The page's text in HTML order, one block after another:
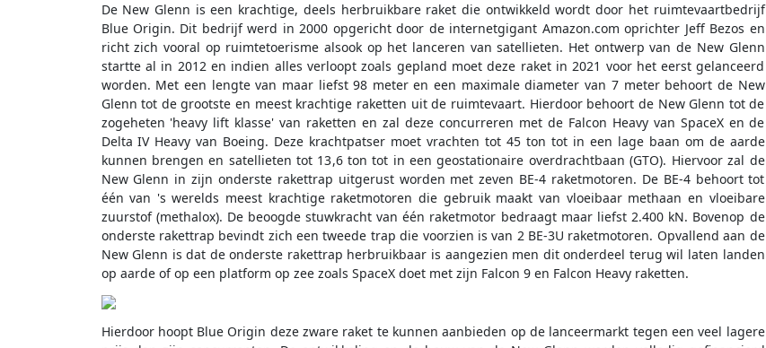
De New Glenn is een krachtige, deels herbruikbare raket die ontwikkeld wordt door het ruimtevaartbedrijf
Blue Origin. Dit bedrijf werd in 2000 opgericht door de internetgigant Amazon.com oprichter Jeff Bezos en
richt zich vooral op ruimtetoerisme alsook op het lanceren van satellieten. Het ontwerp van de New Glenn
startte al in 2012 en indien alles verloopt zoals gepland moet deze raket in 2021 voor het eerst gelanceerd
worden. Met een lengte van maar liefst 98 meter en een maximale diameter van 7 meter behoort de New
Glenn tot de grootste en meest krachtige raketten uit de ruimtevaart. Hierdoor behoort de New Glenn tot de
zogeheten 'heavy lift klasse' van raketten en zal deze concurreren met de Falcon Heavy van SpaceX en de
Delta IV Heavy van Boeing. Deze krachtpatser moet vrachten tot 45 ton tot in een lage baan om de aarde
kunnen brengen en satellieten tot 13,6 ton tot in een geostationaire overdrachtbaan (GTO). Hiervoor zal de
New Glenn in zijn onderste rakettrap uitgerust worden met zeven BE-4 raketmotoren. De BE-4 behoort tot
één van 's werelds meest krachtige raketmotoren die gebruik maakt van vloeibaar methaan en vloeibare
zuurstof (methalox). De beoogde stuwkracht van één raketmotor bedraagt maar liefst 2.400 kN. Bovenop de
onderste rakettrap bevindt zich een tweede trap die voorzien is van 2 BE-3U raketmotoren. Opvallend aan de
New Glenn is dat de onderste rakettrap herbruikbaar is aangezien men dit onderdeel terug wil laten landen
op aarde of op een platform op zee zoals SpaceX doet met zijn Falcon 9 en Falcon Heavy raketten.
Hierdoor hoopt Blue Origin deze zware raket te kunnen aanbieden op de lanceermarkt tegen een veel lagere